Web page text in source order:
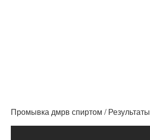
Промывка дмрв спиртом / Результаты